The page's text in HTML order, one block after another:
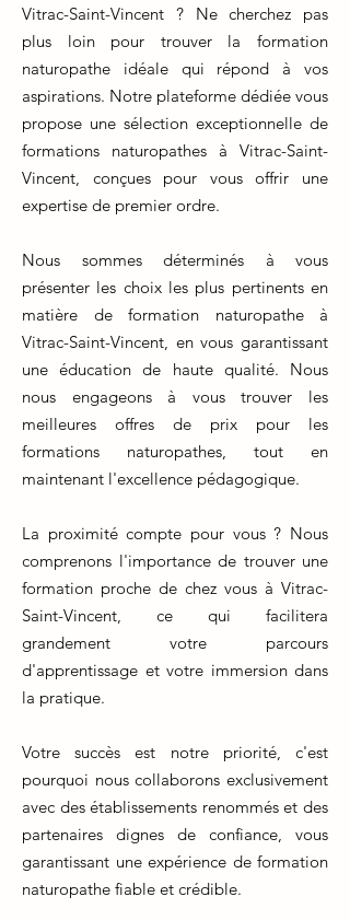
Vitrac-Saint-Vincent ? Ne cherchez pas
plus loin pour trouver la formation
naturopathe idéale qui répond à vos
aspirations. Notre plateforme dédiée vous
propose une sélection exceptionnelle de
formations naturopathes à Vitrac-Saint-
Vincent, conçues pour vous offrir une
expertise de premier ordre.
Nous sommes déterminés à vous
présenter les choix les plus pertinents en
matière de formation naturopathe à
Vitrac-Saint-Vincent, en vous garantissant
une éducation de haute qualité. Nous
nous engageons à vous trouver les
meilleures offres de prix pour les
formations naturopathes, tout en
maintenant l'excellence pédagogique.
La proximité compte pour vous ? Nous
comprenons l'importance de trouver une
formation proche de chez vous à Vitrac-
Saint-Vincent, ce qui facilitera
grandement votre parcours
d'apprentissage et votre immersion dans
la pratique.
Votre succès est notre priorité, c'est
pourquoi nous collaborons exclusivement
avec des établissements renommés et des
partenaires dignes de confiance, vous
garantissant une expérience de formation
naturopathe fiable et crédible.